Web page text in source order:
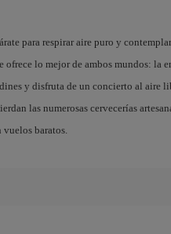
para respirar aire puro y
ofrece lo mejor de ambos mundos: la
y disfruta de un concierto al aire
las numerosas cervecerías
vuelos baratos.